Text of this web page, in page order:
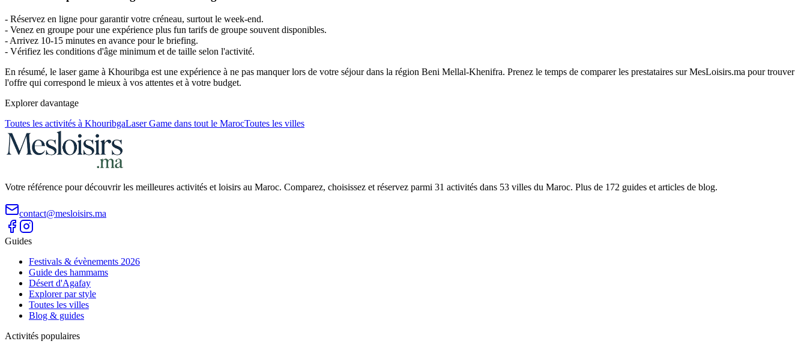
- Réservez en ligne pour garantir votre créneau, surtout le week-end.
- Venez en groupe pour une expérience plus fun tarifs de groupe souvent disponibles.
- Arrivez 10-15 minutes en avance pour le briefing.
- Vérifiez les conditions d'âge minimum et de taille selon l'activité.
En résumé, le laser game à Khouribga est une expérience à ne pas manquer lors de votre séjour dans la région Beni Mellal-Khenifra. Prenez le temps de comparer les prestataires sur MesLoisirs.ma pour trouver
l'offre qui correspond le mieux à vos attentes et à votre budget.
Explorer davantage
Toutes les activités à KhouribgaLaser Game dans tout le MarocToutes les villes
Votre référence pour découvrir les meilleures activités et loisirs au Maroc. Comparez, choisissez et réservez parmi 31 activités dans 53 villes du Maroc. Plus de 172 guides et articles de blog.
contact@mesloisirs.ma
Guides
Festivals & évènements 2026
Guide des hammams
Désert d'Agafay
Explorer par style
Toutes les villes
Blog & guides
Activités populaires